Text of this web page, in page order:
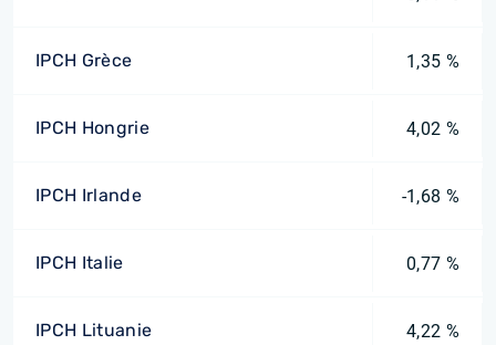
IPCH Grèce 1,35 %
IPCH Hongrie 4,02 %
IPCH Irlande -1,68 %
IPCH Italie 0,77 %
IPCH Lituanie 4,22 %